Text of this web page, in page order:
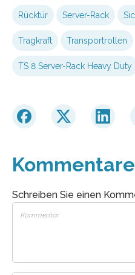
Rücktür Server-Rack
Tragkraft Transportrollen
TS 8 Server-Rack Heavy Duty
Schreiben Sie einen